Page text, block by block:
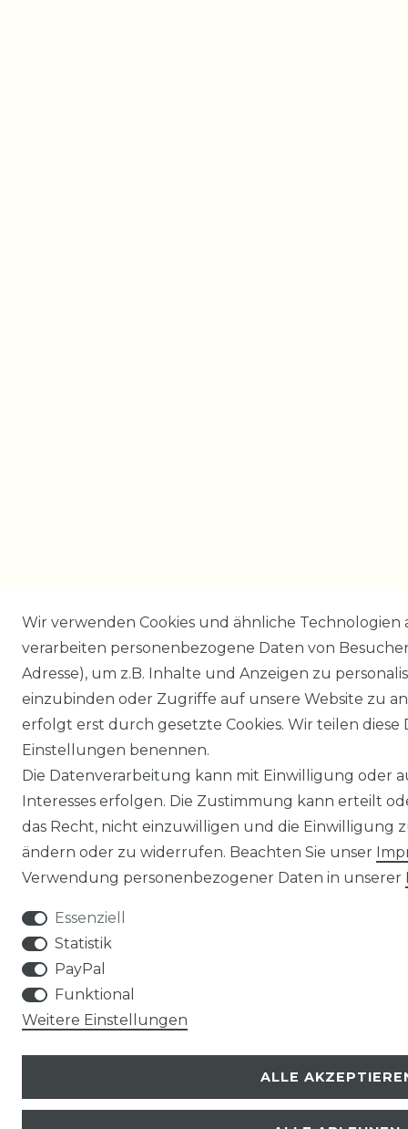
Wir verwenden Cookies und ähnliche
verarbeiten personenbezogene Daten von
Adresse), um z.B. Inhalte und Anzeigen zu
einzubinden oder Zugriffe auf unsere Website zu
erfolgt erst durch gesetzte Cookies. Wir teilen
Einstellungen benennen.
Die Datenverarbeitung kann mit Einwilligung oder
Interesses erfolgen. Die Zustimmung kann erteilt
das Recht, nicht einzuwilligen und die Einwilligung
ändern oder zu widerrufen. Beachten Sie unser
Verwendung personenbezogener Daten in unserer
Essenziell
Statistik
PayPal
Funktional
Weitere Einstellungen
ALLE